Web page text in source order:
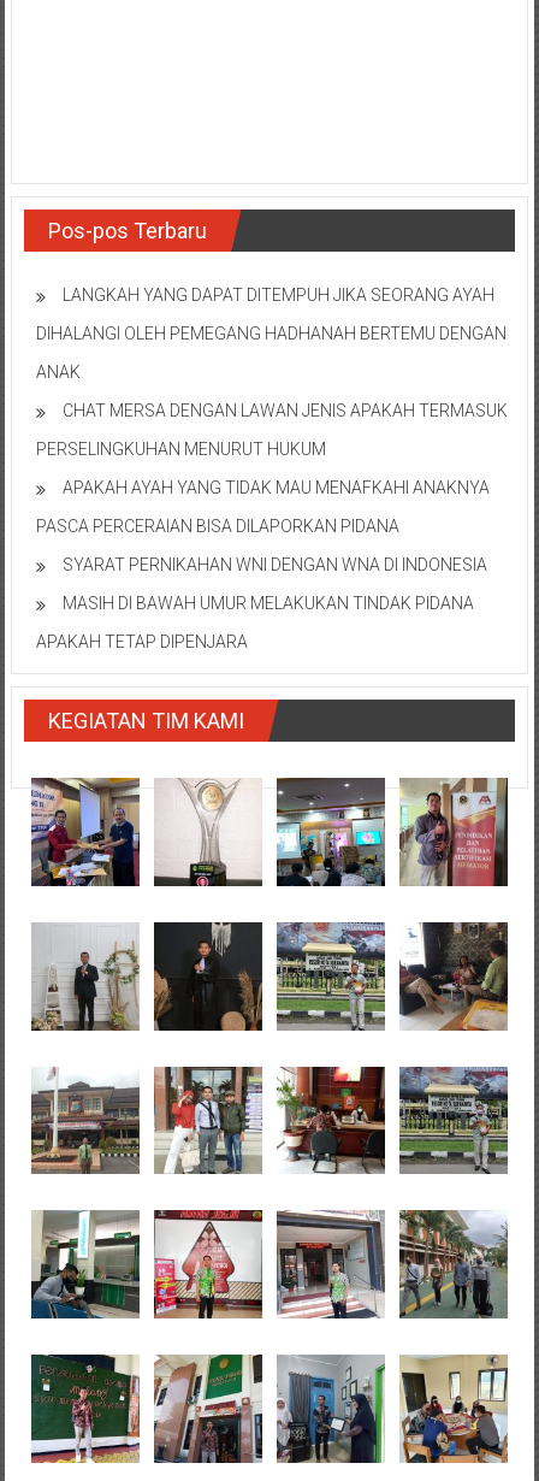
Kalimantan
Selatan/
Barat/
Terdekat
Pos-pos Terbaru
LANGKAH YANG DAPAT DITEMPUH JIKA SEORANG AYAH
DIHALANGI OLEH PEMEGANG HADHANAH BERTEMU DENGAN
ANAK
CHAT MERSA DENGAN LAWAN JENIS APAKAH TERMASUK
PERSELINGKUHAN MENURUT HUKUM
APAKAH AYAH YANG TIDAK MAU MENAFKAHI ANAKNYA
PASCA PERCERAIAN BISA DILAPORKAN PIDANA
SYARAT PERNIKAHAN WNI DENGAN WNA DI INDONESIA
MASIH DI BAWAH UMUR MELAKUKAN TINDAK PIDANA
APAKAH TETAP DIPENJARA
KEGIATAN TIM KAMI